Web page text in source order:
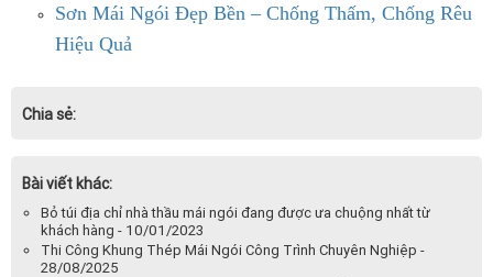
Sơn Mái Ngói Đẹp Bền – Chống Thấm, Chống Rêu
Hiệu Quả
Chia sẻ:
Bài viết khác:
Bỏ túi địa chỉ nhà thầu mái ngói đang được ưa chuộng nhất từ
khách hàng - 10/01/2023
Thi Công Khung Thép Mái Ngói Công Trình Chuyên Nghiệp -
28/08/2025